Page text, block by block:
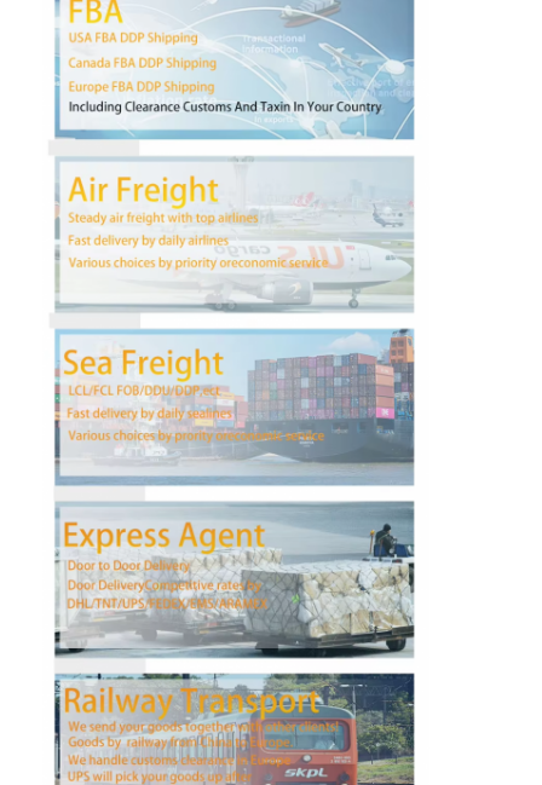
होम
उत्पाद
हमारे बारे में
फैक्टरी यात्रा
गुणवत्ता नियंत्रण
हमसे संपर्क करें
अब बात करें
इंटरनेशनल फ्रेट फॉरवर्ड
हवाई माल ढुलाई
समुद्री माल
चीन से डीडीपी शिपिंग
एक्सप्रेस शिपिंग